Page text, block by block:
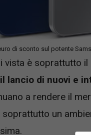
di sconto sul potente
vista è soprattutto
lancio di nuovi e
a rendere il
soprattutto un